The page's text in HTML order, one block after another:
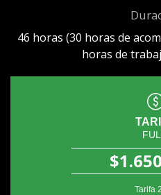
46 horas (30 horas de
horas de
Tarifa